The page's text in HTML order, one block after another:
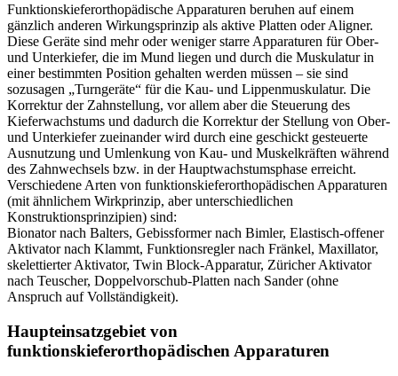
Funktionskieferorthopädische Apparaturen beruhen auf einem
gänzlich anderen Wirkungsprinzip als aktive Platten oder Aligner.
Diese Geräte sind mehr oder weniger starre Apparaturen für Ober-
und Unterkiefer, die im Mund liegen und durch die Muskulatur in
einer bestimmten Position gehalten werden müssen – sie sind
sozusagen „Turngeräte“ für die Kau- und Lippenmuskulatur. Die
Korrektur der Zahnstellung, vor allem aber die Steuerung des
Kieferwachstums und dadurch die Korrektur der Stellung von Ober-
und Unterkiefer zueinander wird durch eine geschickt gesteuerte
Ausnutzung und Umlenkung von Kau- und Muskelkräften während
des Zahnwechsels bzw. in der Hauptwachstumsphase erreicht.
Verschiedene Arten von funktionskieferorthopädischen Apparaturen
(mit ähnlichem Wirkprinzip, aber unterschiedlichen
Konstruktionsprinzipien) sind:
Bionator nach Balters, Gebissformer nach Bimler, Elastisch-offener
Aktivator nach Klammt, Funktionsregler nach Fränkel, Maxillator,
skelettierter Aktivator, Twin Block-Apparatur, Züricher Aktivator
nach Teuscher, Doppelvorschub-Platten nach Sander (ohne
Anspruch auf Vollständigkeit).
Haupteinsatzgebiet von
funktionskieferorthopädischen Apparaturen